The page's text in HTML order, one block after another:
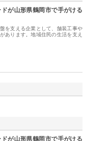
が山形県鶴岡市で手がける
を支える企業として、舗装工事や
あります。地域住民の生活を支え
が山形県鶴岡市で手がける